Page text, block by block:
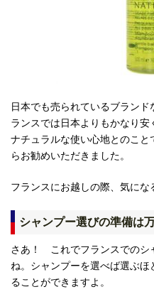
日本でも売られているブラン
ランスでは日本よりもかなり安
ナチュラルな使い心地とのこ
らお勧めいただきました。
フランスにお越しの際、気にな
シャンプー選びの準備は
さあ！ これでフランスでのシ
ね。シャンプーを選べば選ぶ
ることができますよ。